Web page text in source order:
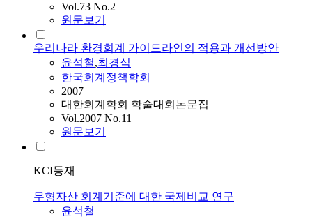
Vol.73 No.2
원문보기
우리나라 환경회계 가이드라인의 적용과 개선방안
윤석철,최경식
한국회계정책학회
2007
대한회계학회 학술대회논문집
Vol.2007 No.11
원문보기
KCI등재
무형자산 회계기준에 대한 국제비교 연구
윤석철